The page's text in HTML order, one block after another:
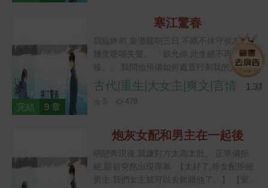
「?」
完結 9 章
寒江驚春
我臨終前,裴澈罷朝三日,不眠不休守侯左右,
幾度哽咽失聲。 「朕允你,此生絕不再立新
後。」 我問他預備如何處置行刺我的人,他微
鬆握著我的手。 「到底是皇貴妃親眷,朕不忍
見她傷懷。」 我以為裴澈君奪臣妻已夠荒
唐。 沒想到柳意歡的前夫當眾刺🔪我,他也愛
宴。 皇后姑母讓我從諸位皇子中挑選夫婿。
臣女的意中人並不在場。」
古代|重生|大女主|爽文|言情 1.3
5 478
炮灰女配和男主在一起後
網戀奔現後,我嫌對方太高太壯。 正準備拒
絕,眼前突然出現彈幕: 【太好了,等女配拒絕
男主,我們女主就可以去救贖他了。】 【室友